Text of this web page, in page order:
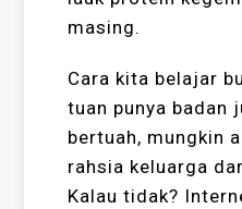
masing.
Cara kita belajar
tuan punya badan
bertuah, mungkin
rahsia keluarga
Kalau tidak?